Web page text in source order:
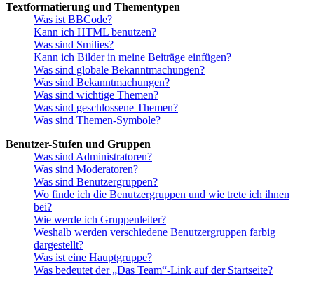
Textformatierung und Thementypen
Was ist BBCode?
Kann ich HTML benutzen?
Was sind Smilies?
Kann ich Bilder in meine Beiträge einfügen?
Was sind globale Bekanntmachungen?
Was sind Bekanntmachungen?
Was sind wichtige Themen?
Was sind geschlossene Themen?
Was sind Themen-Symbole?
Benutzer-Stufen und Gruppen
Was sind Administratoren?
Was sind Moderatoren?
Was sind Benutzergruppen?
Wo finde ich die Benutzergruppen und wie trete ich ihnen
bei?
Wie werde ich Gruppenleiter?
Weshalb werden verschiedene Benutzergruppen farbig
dargestellt?
Was ist eine Hauptgruppe?
Was bedeutet der „Das Team“-Link auf der Startseite?